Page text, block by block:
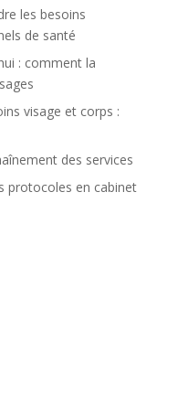
les besoins
de santé
: comment la
visage et corps :
des services
protocoles en cabinet